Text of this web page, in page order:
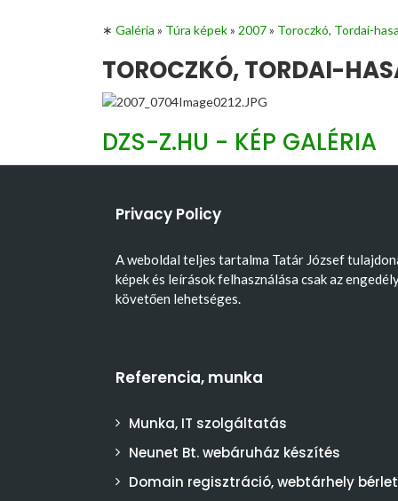
∗ Galéria » Túra képek» 2007» Toroczkó, Tordai-
TOROCZKÓ, TORDAI-
DZS-Z.HU - KÉP GALÉRIA
Privacy Policy
A weboldal teljes tartalma Tatár József
képek és leírások felhasználása csak az
követően lehetséges.
Referencia, munka
Munka, IT szolgáltatás
Neunet Bt. webáruház készítés
Domain regisztráció, webtárhely bérlet